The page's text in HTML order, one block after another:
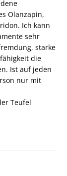
Olanzapin,
Ich kann
sehr
starke
die
Ist auf jeden
nur mit
Teufel